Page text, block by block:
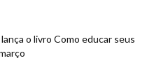
o livro Como educar seus